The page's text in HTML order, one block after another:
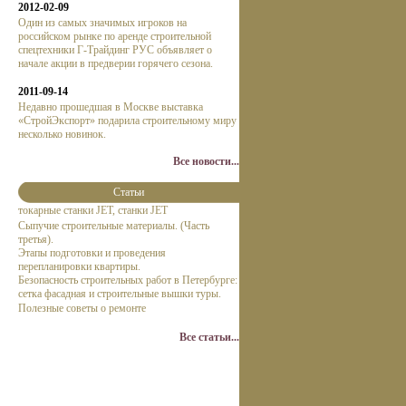
2012-02-09
Один из самых значимых игроков на
российском рынке по аренде строительной
спецтехники Г-Трайдинг РУС объявляет о
начале акции в предверии горячего сезона.
2011-09-14
Недавно прошедшая в Москве выставка
«СтройЭкспорт» подарила строительному миру
несколько новинок.
Все новости...
Статьи
токарные станки JET, станки JET
Сыпучие строительные материалы. (Часть
третья).
Этапы подготовки и проведения
перепланировки квартиры.
Безопасность строительных работ в Петербурге:
сетка фасадная и строительные вышки туры.
Полезные советы о ремонте
Все статьи...